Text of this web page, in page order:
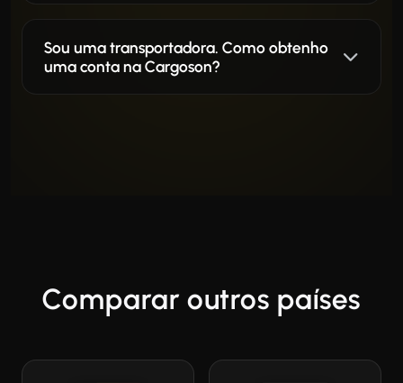
Sou uma transportadora. Como obtenho
uma conta na Cargoson?
Comparar outros países